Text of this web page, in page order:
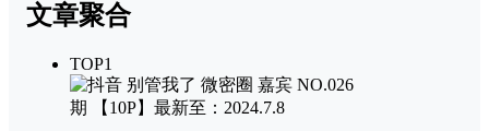
文章聚合
TOP1